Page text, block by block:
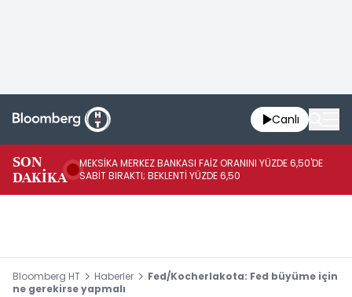
Canlı
SON
DAKİKA
MEKSİKA MERKEZ BANKASI FAİZ ORANINI YÜZDE 6,50'DE
SABİT BIRAKTI; BEKLENTİ YÜZDE 6,50
Bloomberg HT Haberler
Fed/Kocherlakota: Fed büyüme için
ne gerekirse yapmalı